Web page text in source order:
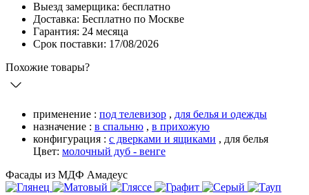
Выезд замерщика: бесплатно
Доставка: Бесплатно по Москве
Гарантия: 24 месяца
Срок поставки: 17/08/2026
Похожие товары?
применение : под телевизор , для белья и одежды
назначение : в спальню , в прихожую
конфигурация : с дверками и ящиками , для белья
Цвет: молочный дуб - венге
Фасады из МДФ Амадеус